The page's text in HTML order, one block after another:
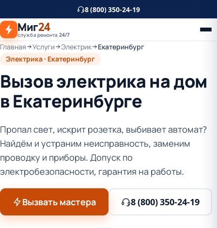
основному
контенту
8 (800) 350-24-19
Миг24
служба ремонта 24/7
Главная Услуги Электрик
Екатеринбург
Электрика · Екатеринбург
Вызов электрика на дом
в Екатеринбурге
Пропал свет, искрит розетка, выбивает автомат?
Найдём и устраним неисправность, заменим
проводку и приборы. Допуск по
электробезопасности, гарантия на работы.
Вызвать мастера 8 (800) 350-24-19